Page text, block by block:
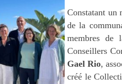
Constatant un
de la
membres de
Conseillers
Gael Rio,
créé le